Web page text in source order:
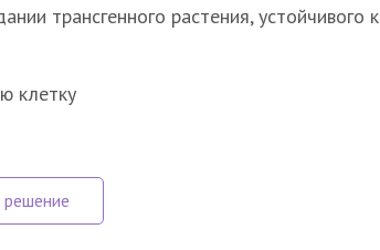
трансгенного растения, устойчивого к
клетку